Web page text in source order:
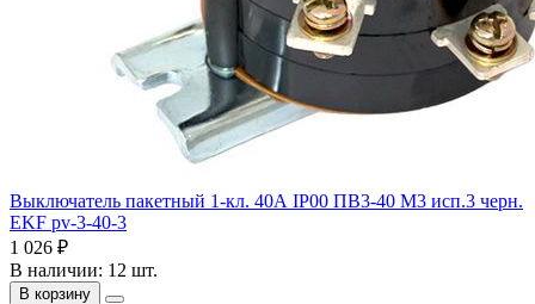
Выключатель пакетный 1-кл. 40А IP00 ПВ3-40 М3 исп.3 черн.
EKF pv-3-40-3
1 026 ₽
В наличии: 12 шт.
В корзину